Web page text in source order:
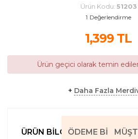
Ürün Kodu: 51203
1 Değerlendirme
1,399 TL
Ürün geçici olarak temin
+ Daha Fazla
ÜRÜN BILGILERIÖDEME BILGILERI